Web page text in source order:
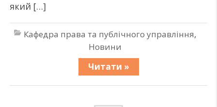
який […]
Кафедра права та публічного управління,
Новини
Читати »